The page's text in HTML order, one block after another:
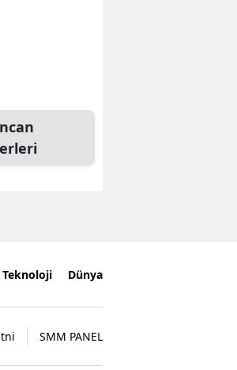
Teknoloji Dünya
SMM PANEL